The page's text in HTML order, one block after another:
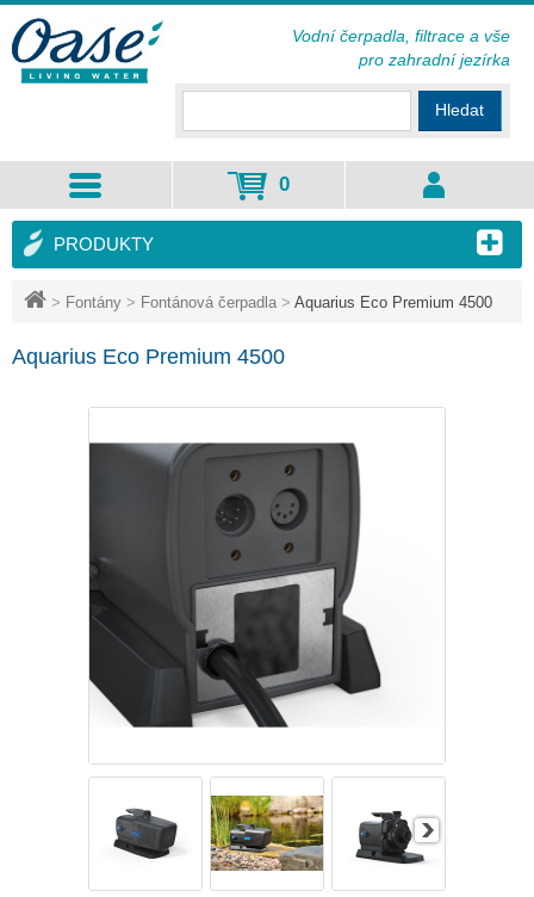
> Fontány > Fontánová čerpadla > Aquarius Eco Premium 4500
Aquarius Eco Premium 4500
PRODUKTY
Hledat
0
Vodní čerpadla, filtrace a vše
pro zahradní jezírka